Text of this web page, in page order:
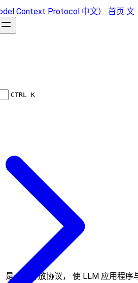
Context Protocol 中文） 首页 文
CTRL K
是一个开放协议， 使 LLM 应用程序